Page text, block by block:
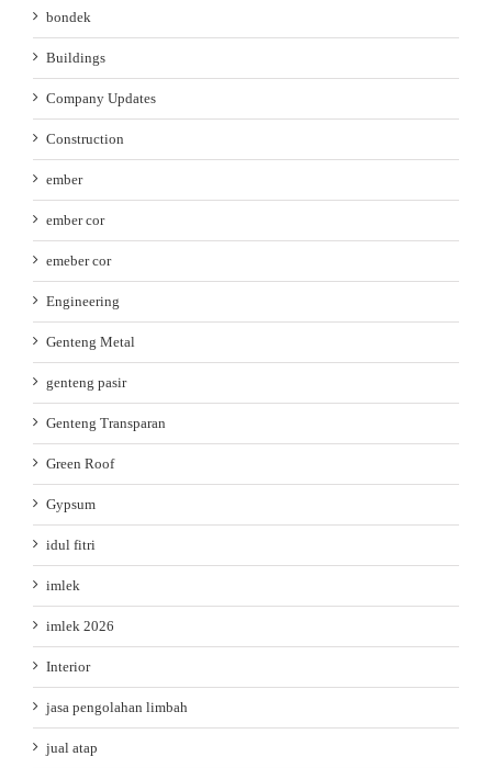
bondek
Buildings
Company Updates
Construction
ember
ember cor
emeber cor
Engineering
Genteng Metal
genteng pasir
Genteng Transparan
Green Roof
Gypsum
idul fitri
imlek
imlek 2026
Interior
jasa pengolahan limbah
jual atap